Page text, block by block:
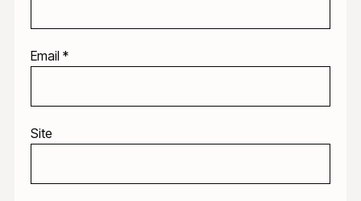
Email *
Site